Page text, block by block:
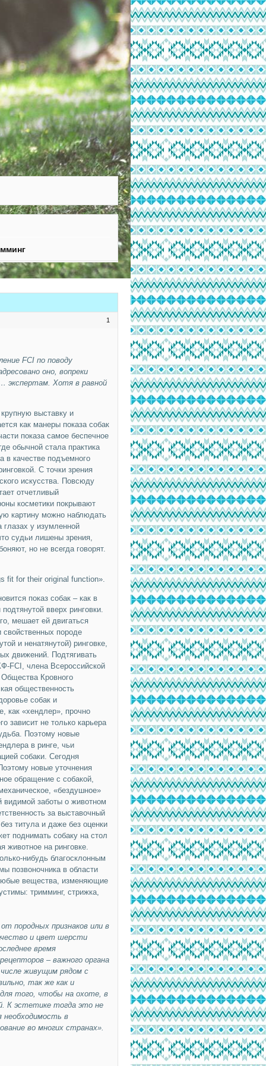
1
FCI по поводу
оно, вопреки
экспертам. Хотя в равной
выставку и
как манеры показа собак
показа самое беспечное
обычной стала практика
в качестве подъемного
С точки зрения
искусства. Повсюду
отчетливый
косметики покрывают
картину можно наблюдать
глазах у изумленной
судьи лишены зрения,
но не всегда говорят.
fit for their original function».
показ собак – как в
вверх ринговки.
мешает ей двигаться
породе
и ненатянутой) ринговке,
движений. Подтягивать
FCI, члена Всероссийской
Кровного
общественность
собак и
как «хендлер», прочно
зависит не только карьера
Поэтому новые
в ринге, чьи
собаки. Сегодня
новые уточнения
обращение с собакой,
«бездушное»
видимой заботы о животном
за выставочный
титула и даже без оценки
поднимать собаку на стол
животное на ринговке.
нибудь благосклонным
позвоночника в области
вещества, изменяющие
тримминг, стрижка,
породных признаков или в
и цвет шерсти
время
– важного органа
живущим рядом с
так же как и
того, чтобы на охоте, в
К эстетике тогда это не
необходимость в
во многих странах».